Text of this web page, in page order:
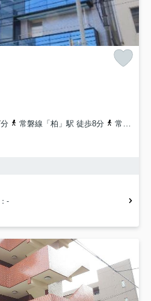
常磐線「柏」駅 徒歩8分 常磐緩行線「柏」駅 徒歩7分
-